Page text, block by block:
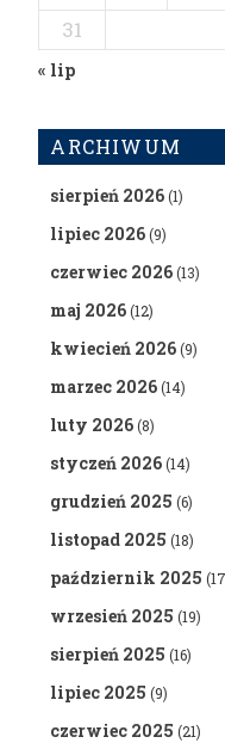
31
« lip
ARCHIWUM
sierpień 2026(1)
lipiec 2026(9)
czerwiec 2026(13)
maj 2026(12)
kwiecień 2026(9)
marzec 2026(14)
luty 2026(8)
styczeń 2026(14)
grudzień 2025 (6)
listopad 2025 (18)
październik 2025
wrzesień 2025 (19)
sierpień 2025 (16)
lipiec 2025 (9)
czerwiec 2025 (21)